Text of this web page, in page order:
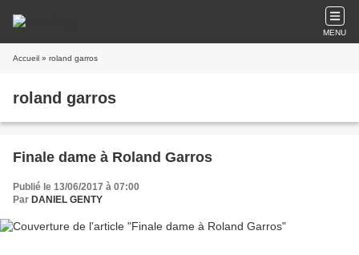
MENU
Accueil » roland garros
roland garros
Finale dame à Roland Garros
Publié le 13/06/2017 à 07:00
Par DANIEL GENTY